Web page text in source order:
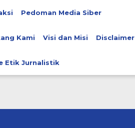
Pedoman Media Siber
Kami Visi dan Misi Disclaimer
Etik Jurnalistik